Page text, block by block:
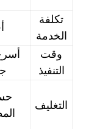
تكلفة
الخدمة
وقت
التنفيذ
التغليف